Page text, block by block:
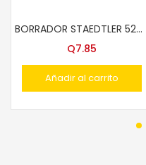
BORRADOR STAEDTLER 526-508
Q7.85
Añadir al carrito